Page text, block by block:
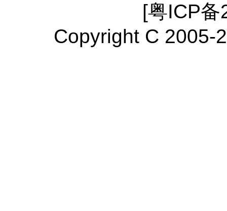
[粤ICP备
Copyright C 2005-